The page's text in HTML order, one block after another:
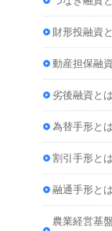
財形投融資
動産担保融
劣後融資と
為替手形と
割引手形と
融通手形と
農業経営基